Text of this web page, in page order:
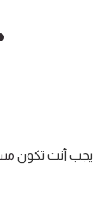
يجب أنت تكون